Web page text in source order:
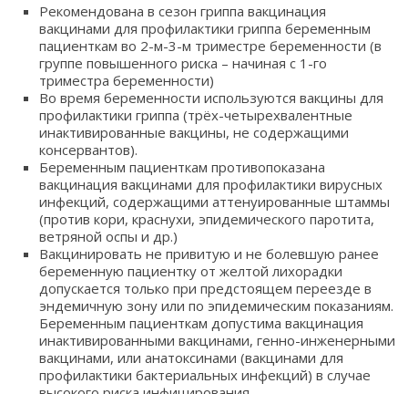
Рекомендована в сезон гриппа вакцинация
вакцинами для профилактики гриппа беременным
пациенткам во 2-м-3-м триместре беременности (в
группе повышенного риска – начиная с 1-го
триместра беременности)
Во время беременности используются вакцины для
профилактики гриппа (трёх-четырехвалентные
инактивированные вакцины, не содержащими
консервантов).
Беременным пациенткам противопоказана
вакцинация вакцинами для профилактики вирусных
инфекций, содержащими аттенуированные штаммы
(против кори, краснухи, эпидемического паротита,
ветряной оспы и др.)
Вакцинировать не привитую и не болевшую ранее
беременную пациентку от желтой лихорадки
допускается только при предстоящем переезде в
эндемичную зону или по эпидемическим показаниям.
Беременным пациенткам допустима вакцинация
инактивированными вакцинами, генно-инженерными
вакцинами, или анатоксинами (вакцинами для
профилактики бактериальных инфекций) в случае